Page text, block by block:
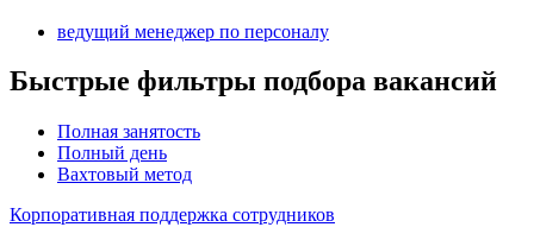
ведущий менеджер по персоналу
Быстрые фильтры подбора вакансий
Полная занятость
Полный день
Вахтовый метод
Корпоративная поддержка сотрудников